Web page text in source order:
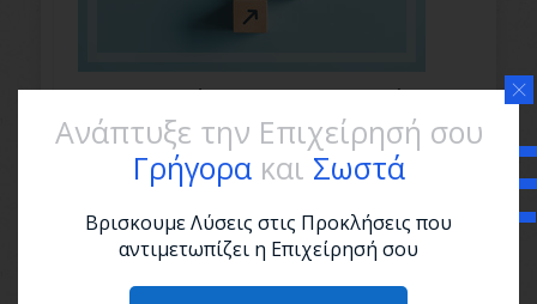
8 Συμβουλές για να Εξελιχθείς
Επαγγελματικά
Ανάπτυξε την Επιχείρησή σου
Γρήγορα και Σωστά
Βρισκουμε Λύσεις στις Προκλήσεις που
αντιμετωπίζει η Επιχείρησή σου